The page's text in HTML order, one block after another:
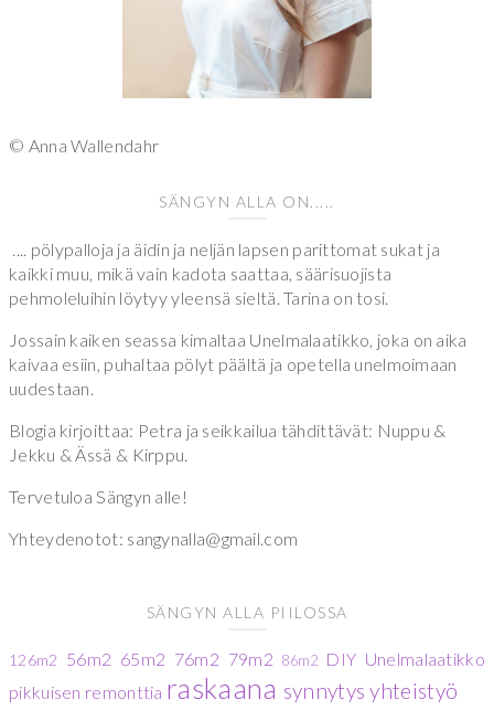
© Anna Wallendahr
SÄNGYN ALLA ON.....
.... pölypalloja ja äidin ja neljän lapsen parittomat sukat ja
kaikki muu, mikä vain kadota saattaa, säärisuojista
pehmoleluihin löytyy yleensä sieltä. Tarina on tosi.
Jossain kaiken seassa kimaltaa Unelmalaatikko, joka on aika
kaivaa esiin, puhaltaa pölyt päältä ja opetella unelmoimaan
uudestaan.
Blogia kirjoittaa: Petra ja seikkailua tähdittävät: Nuppu &
Jekku & Ässä & Kirppu.
Tervetuloa Sängyn alle!
Yhteydenotot: sangynalla@gmail.com
SÄNGYN ALLA PIILOSSA
126m2 56m2 65m2 76m2 79m2 86m2 DIY Unelmalaatikko
pikkuisen remonttia raskaana synnytys yhteistyö